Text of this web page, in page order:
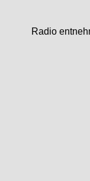
Radio